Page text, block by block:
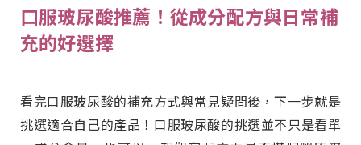
口服玻尿酸推薦！從成分配方與日常補
充的好選擇
看完口服玻尿酸的補充方式與常見疑問後，下一步就是
挑選適合自己的產品！口服玻尿酸的挑選並不只是看單